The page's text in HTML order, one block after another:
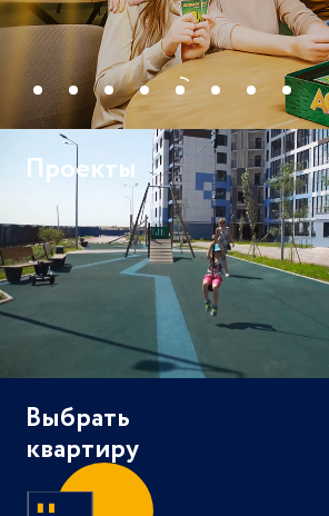
Проекты
Выбрать
квартиру